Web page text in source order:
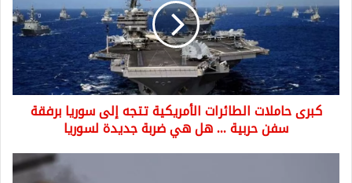
الأمريكية
تتجه
سوريا
برفقة
سفن
حربية
هي
كبرى حاملات الطائرات الأمريكية تتجه إلى سوريا برفقة
سفن حربية ... هل هي ضربة جديدة لسوريا